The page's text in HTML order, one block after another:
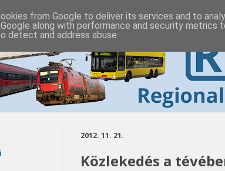
2012. 11. 21.
Közlekedés a
from Google to deliver its services and to
along with performance and security metrics
detect and address abuse.